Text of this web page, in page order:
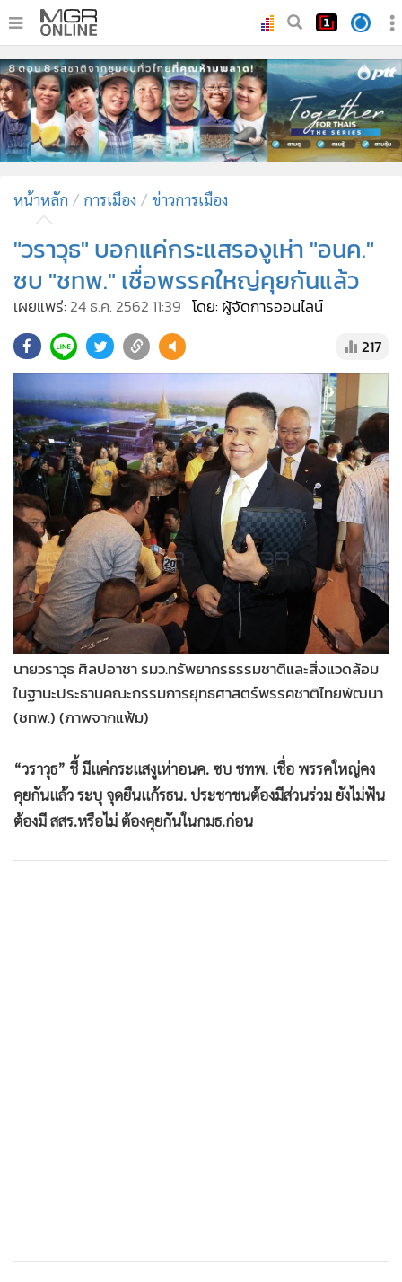
• หน้าหลัก
• ทันเหตุการณ์
• ภาคใต้
• ภูมิภาค
• บันเทิง
คอลัมนิสต์
• ละคร
• Cyber BIZ
• ผู้จัดกวน
• Good health & Well-being
• Green Innovation & SD
• Management & HR
•
MGR Live
• Infographic
• การเมือง
• ท่องเที่ยว
• กีฬา
• ต่างประเทศ
• Special Scoop
• เศรษฐกิจ-ธุรกิจ
• จีน
• อาชญากรรม
• Motoring
• เกม
หน้าหลัก การเมือง ข่าวการเมือง
"วราวุธ" บอกแค่กระแสรองูเห่า "อนค."
ซบ "ชทพ." เชื่อพรรคใหญ่คุยกันแล้ว
เผยแพร่: 24 ธ.ค. 2562 11:39 โดย: ผู้จัดการออนไลน์
217
นายวราวุธ ศิลปอาชา รมว.ทรัพยากรธรรมชาติและสิ่งแวดล้อม
ในฐานะประธานคณะกรรมการยุทธศาสตร์พรรคชาติไทยพัฒนา
(ชทพ.) (ภาพจากแฟ้ม)
“วราวุธ” ชี้ มีแค่กระแสงูเห่าอนค. ซบ ชทพ. เชื่อ พรรคใหญ่คง
คุยกันแล้ว ระบุ จุดยืนแก้รธน. ประชาชนต้องมีส่วนร่วม ยังไม่ฟัน
ต้องมี สสร.หรือไม่ ต้องคุยกันในกมธ.ก่อน